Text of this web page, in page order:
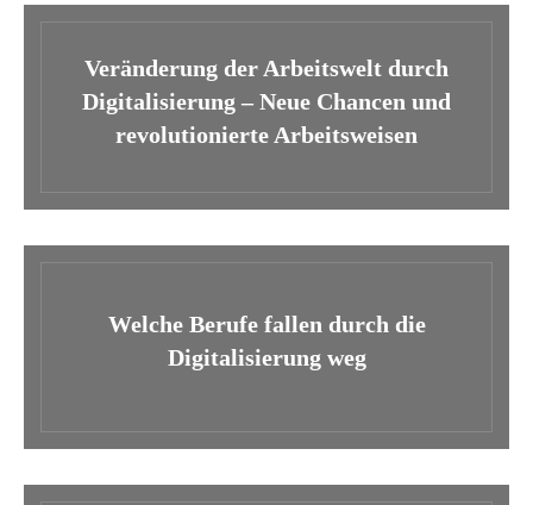
Veränderung der Arbeitswelt durch
Digitalisierung – Neue Chancen und
revolutionierte Arbeitsweisen
Welche Berufe fallen durch die
Digitalisierung weg